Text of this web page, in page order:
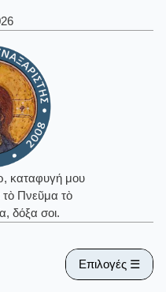
καταφυγή μου
τὸ Πνεῦμα τὸ
δόξα σοι.
Επιλογές ☰